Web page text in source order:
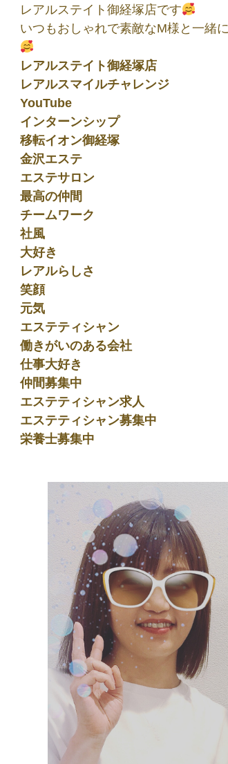
レアルステイト御経塚店です
いつもおしゃれで素敵なM様と一緒
レアルステイト御経塚店
レアルスマイルチャレンジ
YouTube
インターンシップ
移転イオン御経塚
金沢エステ
エステサロン
最高の仲間
チームワーク
社風
大好き
レアルらしさ
笑顔
元気
エステティシャン
働きがいのある会社
仕事大好き
仲間募集中
エステティシャン求人
エステティシャン募集中
栄養士募集中